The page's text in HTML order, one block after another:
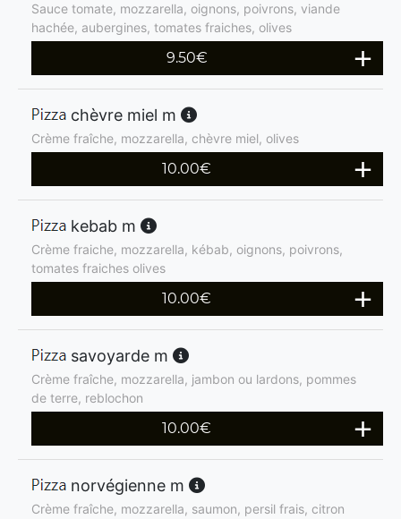
Sauce tomate, mozzarella, oignons, poivrons, viande
hachée, aubergines, tomates fraiches, olives
9.50€
chèvre miel m
Crème fraîche, mozzarella, chèvre miel, olives
10.00€
kebab m
Crème fraiche, mozzarella, kébab, oignons, poivrons,
tomates fraiches olives
10.00€
savoyarde m
Crème fraîche, mozzarella, jambon ou lardons, pommes
de terre, reblochon
10.00€
norvégienne m
Crème fraîche, mozzarella, saumon, persil frais, citron